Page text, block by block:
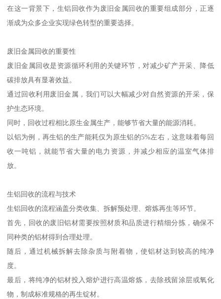
在这一背景下，生铝回收作为废旧金属回收的重要组成部分，正逐
渐成为众多企业实现绿色转型的重要选择。
废旧金属回收的重要性
废旧金属回收是资源循环利用的关键环节，对减少矿产开采、降低
碳排放具有显著效益。
通过回收利用废旧金属，我们可以大幅减少对自然资源的开采，保
护生态环境。
同时，回收过程相比原生金属生产，能够节省大量的能源消耗。
以铝为例，再生铝的生产能耗仅为原生铝的5%左右，这意味着每回
收一吨铝，就能节省大量的电力资源，并减少相应的温室气体排
放。
生铝回收的流程与技术
生铝回收的流程涵盖分类收集、拆解预处理、熔炼再生等环节。
首先，回收的废旧铝材需要按照材质和品质进行精细分拣，确保不
同种类的铝材得到合理处理。
随后，通过机械拆解去除杂质与附着物，使铝材达到较高的纯净
度。
最后，将纯净的铝材投入熔炉进行高温熔炼，去除残留涂层或氧化
物，制成标准规格的再生锭材。